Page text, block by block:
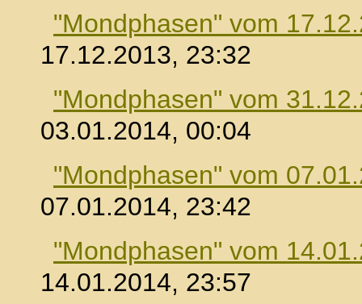
"Mondphasen" vom
17.12.2013, 23:32
"Mondphasen" vom
03.01.2014, 00:04
"Mondphasen" vom
07.01.2014, 23:42
"Mondphasen" vom
14.01.2014, 23:57